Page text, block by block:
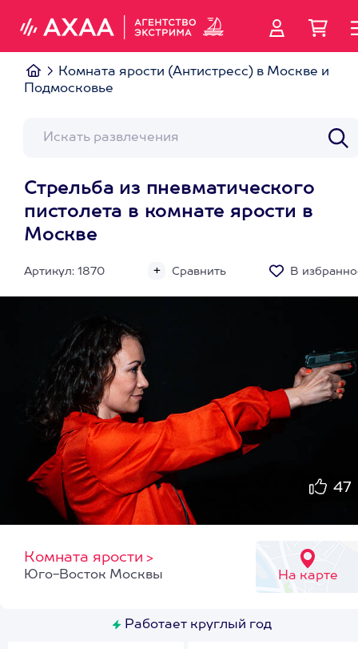
Комната ярости (Антистресс) в Москве и
Подмосковье
Стрельба из пневматического
пистолета в комнате ярости в
Москве
Артикул: 1870 Сравнить В
47
Комната ярости >
На карте
Юго-Восток Москвы
Работает круглый год